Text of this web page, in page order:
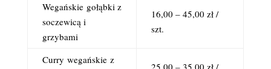
Wegańskiegołąbki z
soczewicą i
grzybami
16,00 – 45,00 zł /
szt.
Curry wegańskiez
25,00 – 35,00 zł /